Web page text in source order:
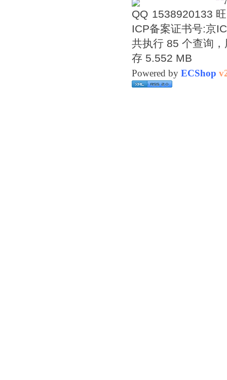
1538920133
ICP备案证书号:京
共执行 85 个查询
存 5.552 MB
Powered by ECShop